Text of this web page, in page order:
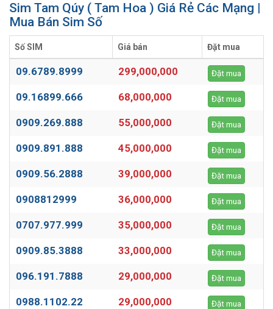
Sim Tam Qúy ( Tam Hoa ) Giá Rẻ Các Mạng |
Mua Bán Sim Số
Số SIM Giá bán Đặt mua
09.6789.8999 299,000,000 Đặt mua
09.16899.666 68,000,000 Đặt mua
0909.269.888 55,000,000 Đặt mua
0909.891.888 45,000,000 Đặt mua
0909.56.2888 39,000,000 Đặt mua
0908812999 36,000,000 Đặt mua
0707.977.999 35,000,000 Đặt mua
0909.85.3888 33,000,000 Đặt mua
096.191.7888 29,000,000 Đặt mua
0988.1102.22 29,000,000 Đặt mua